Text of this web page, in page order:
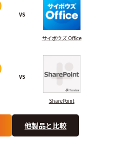
VS
サイボウズ Office
VS
SharePoint
他製品と比較